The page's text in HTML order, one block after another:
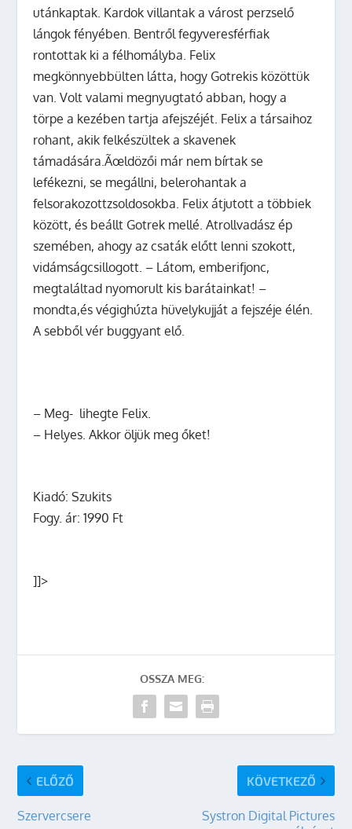
utánkaptak. Kardok villantak a várost perzselő
lángok fényében. Bentről fegyveresférfiak
rontottak ki a félhomályba. Felix
megkönnyebbülten látta, hogy Gotrekis közöttük
van. Volt valami megnyugtató abban, hogy a
törpe a kezében tartja afejszéjét. Felix a társaihoz
rohant, akik felkészültek a skavenek
támadására.Ãœldözői már nem bírtak se
lefékezni, se megállni, belerohantak a
felsorakozottzsoldosokba. Felix átjutott a többiek
között, és beállt Gotrek mellé. Atrollvadász ép
szemében, ahogy az csaták előtt lenni szokott,
vidámságcsillogott. – Látom, emberifjonc,
megtaláltad nyomorult kis barátainkat! –
mondta,és végighúzta hüvelykujját a fejszéje élén.
A sebből vér buggyant elő.
– Meg- lihegte Felix.
– Helyes. Akkor öljük meg őket!
Kiadó: Szukits
Fogy. ár:1990 Ft
]]>
OSSZA MEG:
ELŐZŐ
Szervercsere
KÖVETKEZŐ
Systron Digital Pictures